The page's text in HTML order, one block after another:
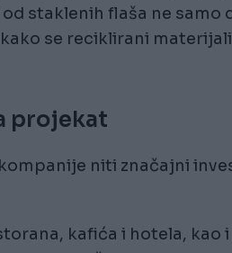
staklenih flaša ne samo
se reciklirani
projekat
niti značajni
kafića i hotela, kao